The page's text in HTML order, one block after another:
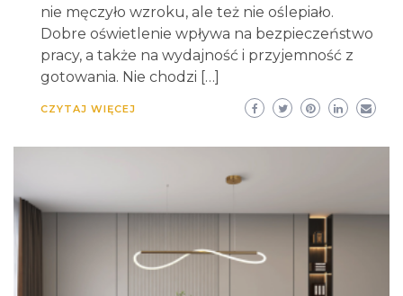
nie męczyło wzroku, ale też nie oślepiało.
Dobre oświetlenie wpływa na bezpieczeństwo
pracy, a także na wydajność i przyjemność z
gotowania. Nie chodzi […]
CZYTAJ WIĘCEJ